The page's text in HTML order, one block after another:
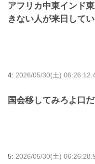
アフリカ中東インド
きない人が来日して
4: 2026/05/30(土)
国会移してみろよ口
5: 2026/05/30(土)